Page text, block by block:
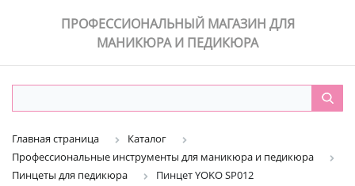
ПРОФЕССИОНАЛЬНЫЙ МАГАЗИН ДЛЯ
МАНИКЮРА И ПЕДИКЮРА
Главная страница
Каталог
Профессиональные инструменты для маникюра и педикюра
Пинцеты для педикюра
Пинцет YOKO SP012